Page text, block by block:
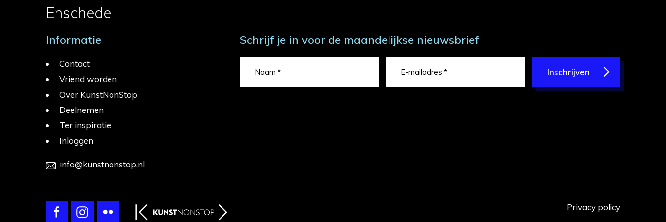
Enschede
Informatie
Contact
Vriend worden
Over KunstNonStop
Deelnemen
Ter inspiratie
Inloggen
info@kunstnonstop.nl
Schrijf je in voor de maandelijkse nieuwsbrief
Inschrijven
Privacy policy